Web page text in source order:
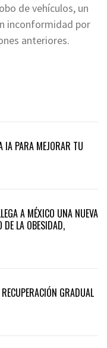
de vehículos, un
inconformidad por
anteriores.
IA PARA MEJORAR TU
A MÉXICO UNA NUEVA
DE LA OBESIDAD,
GRADUAL